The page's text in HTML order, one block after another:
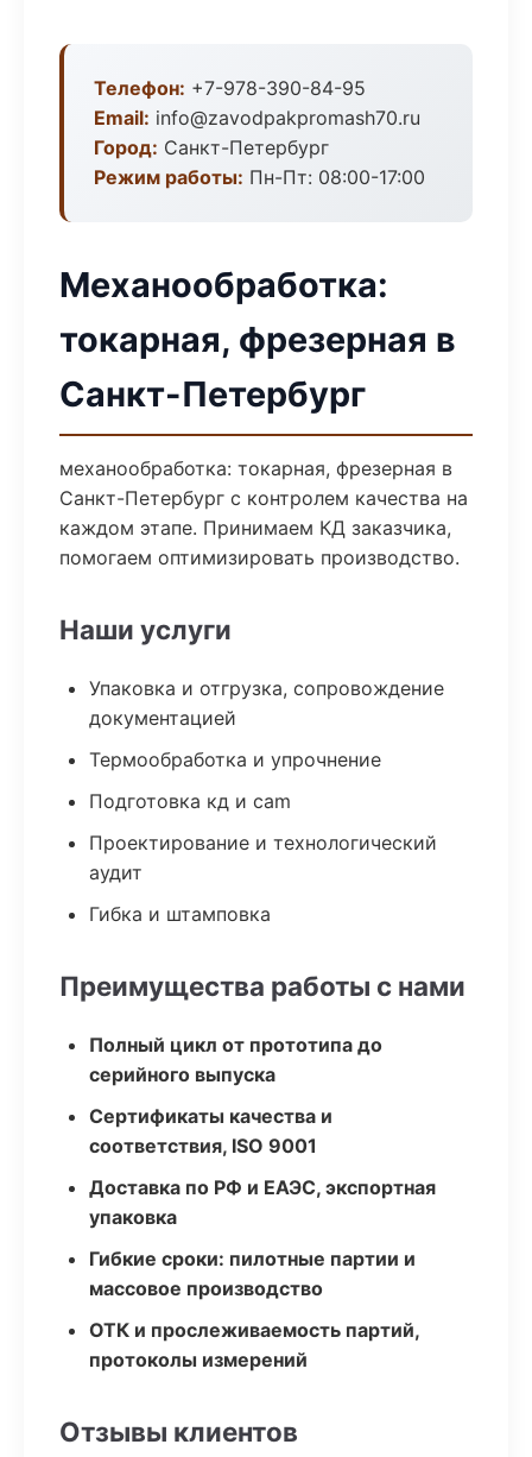
Телефон: +7-978-390-84-95
Email: info@zavodpakpromash70.ru
Город: Санкт-Петербург
Режим работы: Пн-Пт: 08:00-17:00
Механообработка:
токарная, фрезерная в
Санкт-Петербург
механообработка: токарная, фрезерная в
Санкт-Петербург с контролем качества на
каждом этапе. Принимаем КД заказчика,
помогаем оптимизировать производство.
Наши услуги
Упаковка и отгрузка, сопровождение
документацией
Термообработка и упрочнение
Подготовка кд и cam
Проектирование и технологический
аудит
Гибка и штамповка
Преимущества работы с нами
Полный цикл от прототипа до
серийного выпуска
Сертификаты качества и
соответствия, ISO 9001
Доставка по РФ и ЕАЭС, экспортная
упаковка
Гибкие сроки: пилотные партии и
массовое производство
ОТК и прослеживаемость партий,
протоколы измерений
Отзывы клиентов